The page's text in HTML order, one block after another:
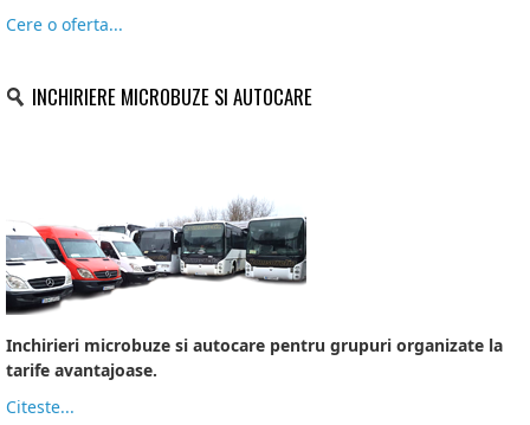
Cere o oferta...
INCHIRIERE MICROBUZE SI AUTOCARE
Inchirieri microbuze si autocare pentru grupuri organizate la
tarife avantajoase.
Citeste...